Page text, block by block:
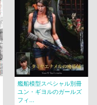
艦船模型スペシャル別冊
ユン・ギヨルのガールズ
フィ...